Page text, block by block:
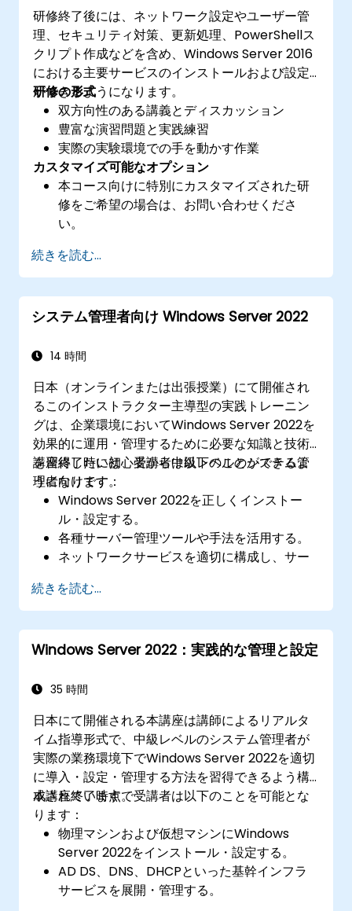
研修終了後には、ネットワーク設定やユーザー管
理、セキュリティ対策、更新処理、PowerShellス
クリプト作成などを含め、Windows Server 2016
における主要サービスのインストールおよび設定
ができるようになります。
研修の形式
双方向性のある講義とディスカッション
豊富な演習問題と実践練習
実際の実験環境での手を動かす作業
カスタマイズ可能なオプション
本コース向けに特別にカスタマイズされた研
修をご希望の場合は、お問い合わせくださ
い。
続きを読む...
システム管理者向け Windows Server 2022
14 時間
日本（オンラインまたは出張授業）にて開催され
るこのインストラクター主導型の実践トレーニン
グは、企業環境においてWindows Server 2022を
効果的に運用・管理するために必要な知識と技術
を習得したい初心者から中級レベルのシステム管
理者向けです。
講座終了時には、受講者は以下のことができるよ
うになります：
Windows Server 2022を正しくインストー
ル・設定する。
各種サーバー管理ツールや手法を活用する。
ネットワークサービスを適切に構成し、サー
Hyper-Vを用いて仮想化環境を実装し、リソ
ースの効率的な管理を行う。
続きを読む...
Windows Server 2022：実践的な管理と設定
35 時間
日本にて開催される本講座は講師によるリアルタ
イム指導形式で、中級レベルのシステム管理者が
実際の業務環境下でWindows Server 2022を適切
に導入・設定・管理する方法を習得できるよう構
成されています。
本講座終了時点で受講者は以下のことを可能とな
ります：
物理マシンおよび仮想マシンにWindows
Server 2022をインストール・設定する。
AD DS、DNS、DHCPといった基幹インフラ
サービスを展開・管理する。